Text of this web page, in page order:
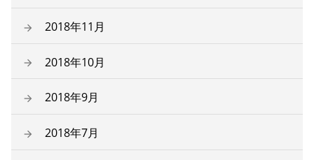
2018年11月
2018年10月
2018年9月
2018年7月